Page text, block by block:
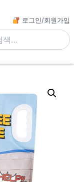
로그인/회원가입